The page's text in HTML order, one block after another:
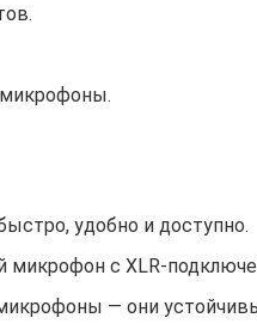
удобно и доступно.
микрофон с XLR-
— они